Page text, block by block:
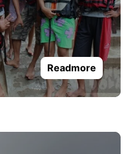
Readmore